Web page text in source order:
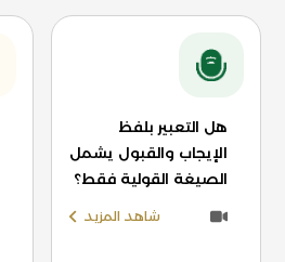
هل التعبير بلفظ
الإيجاب والقبول يشمل
الصيغة القولية فقط؟
شاهد المزيد